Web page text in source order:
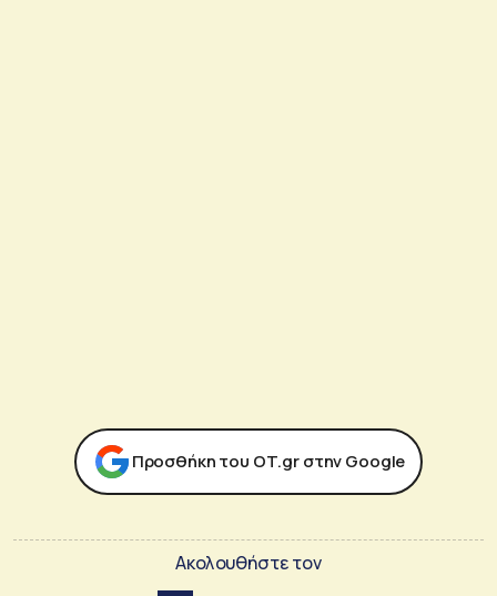
Προσθήκη του ΟΤ.gr στην Google
Ακολουθήστε τον